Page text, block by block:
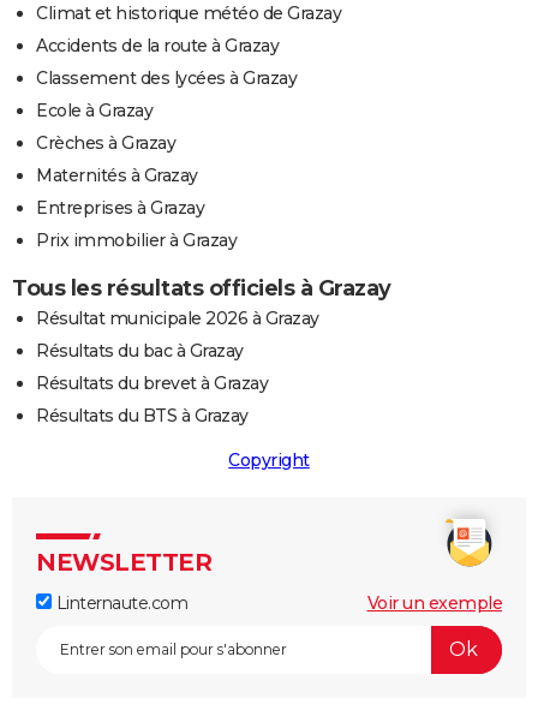
Climat et historique météo de Grazay
Accidents de la route à Grazay
Classement des lycées à Grazay
Ecole à Grazay
Crèches à Grazay
Maternités à Grazay
Entreprises à Grazay
Prix immobilier à Grazay
Tous les résultats officiels à Grazay
Résultat municipale 2026 à Grazay
Résultats du bac à Grazay
Résultats du brevet à Grazay
Résultats du BTS à Grazay
Copyright
NEWSLETTER
Linternaute.com Voir un exemple